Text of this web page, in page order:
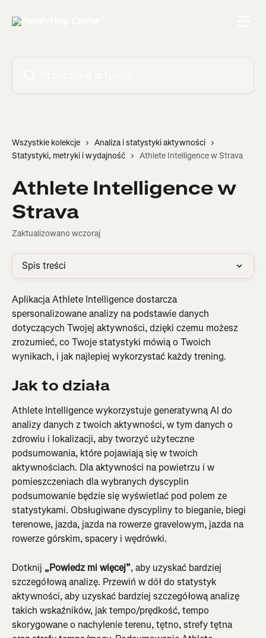
Wszystkie kolekcje
Analiza i statystyki aktywności
Statystyki, metryki i wydajność
Athlete Intelligence w Strava
Athlete Intelligence w
Strava
Zaktualizowano wczoraj
Spis treści
Aplikacja Athlete Intelligence dostarcza
spersonalizowane analizy na podstawie danych
dotyczących Twojej aktywności, dzięki czemu możesz
zrozumieć, co Twoje statystyki mówią o Twoich
wynikach, i jak najlepiej wykorzystać każdy trening.
Jak to działa
Athlete Intelligence wykorzystuje generatywną AI do
analizy danych z twoich aktywności, w tym danych o
zdrowiu i lokalizacji, aby tworzyć użyteczne
podsumowania, które pojawiają się w twoich
aktywnościach. Dla aktywności na powietrzu i w
pomieszczeniach dla wybranych dyscyplin
podsumowanie będzie się wyświetlać pod polem ze
statystykami. Obsługiwane dyscypliny to bieganie, biegi
terenowe, jazda, jazda na rowerze gravelowym, jazda na
rowerze górskim, spacery i wędrówki.
Dotknij „Powiedz mi więcej”, aby uzyskać bardziej
szczegółową analizę. Przewiń w dół do statystyk
aktywności, aby uzyskać bardziej szczegółową analizę
takich wskaźników, jak tempo/prędkość, tempo
skorygowane o nachylenie terenu, tętno, strefy tętna